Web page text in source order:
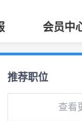
会员中
推荐职位
查看